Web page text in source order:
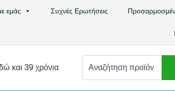
εμάς Συχνές Ερωτήσεις
και 39 χρόνια
Ψάχνω
για: